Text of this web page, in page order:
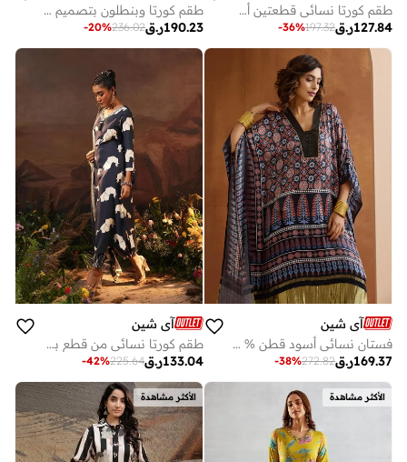
طقم كورتا نسائي قطعتين أسود من الرايون بطبعة بطول أسفل الساق مع بنطلون بالازو بقصة مستقيمة
ر.ق127.84
197.32
-36%
طقم كورتا وبنطلون بتصميم - من القطن المطرز مع دوباتا من ستايلي
ر.ق190.23
236.02
-20%
آي شين
فستان نسائي أسود قطن % مزين بقصة عادية
ر.ق169.37
272.82
-38%
آي شين
طقم كورتا نسائي من قطع بلون كحلي مطبوع من الرايون بطول أسفل الساق مع بنطلون بالازو بقصة مستقيمة
ر.ق133.04
225.64
-42%
الأكثر مشاهدة الأكثر مشاهدة